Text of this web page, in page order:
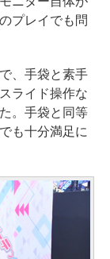
プレイでも問
、手袋と素手
ライド操作な
。手袋と同等
も十分満足に